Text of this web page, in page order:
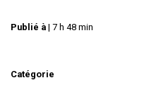
Publié à | 7 h 48 min
Catégorie